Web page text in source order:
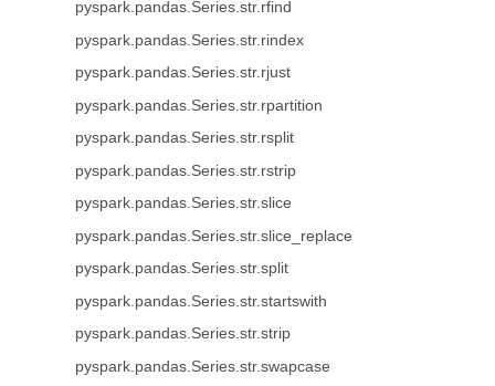
pyspark.pandas.Series.str.rfind
pyspark.pandas.Series.str.rindex
pyspark.pandas.Series.str.rjust
pyspark.pandas.Series.str.rpartition
pyspark.pandas.Series.str.rsplit
pyspark.pandas.Series.str.rstrip
pyspark.pandas.Series.str.slice
pyspark.pandas.Series.str.slice_replace
pyspark.pandas.Series.str.split
pyspark.pandas.Series.str.startswith
pyspark.pandas.Series.str.strip
pyspark.pandas.Series.str.swapcase